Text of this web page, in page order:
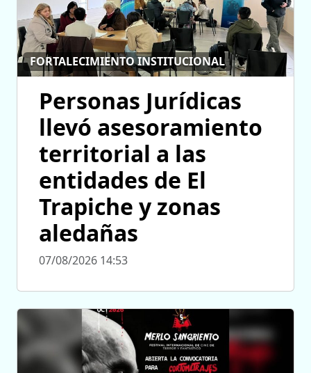
FORTALECIMIENTO INSTITUCIONAL
Personas Jurídicas
llevó asesoramiento
territorial a las
entidades de El
Trapiche y zonas
aledañas
07/08/2026 14:53